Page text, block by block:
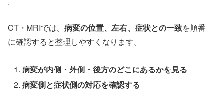
CT・MRIでは、 病変の位置、左右、症状との一致を順番
に確認すると整理しやすくなります。
病変が内側・外側・後方のどこにあるかを見る
病変側と症状側の対応を確認する